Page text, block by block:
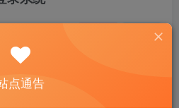
私信
点通告